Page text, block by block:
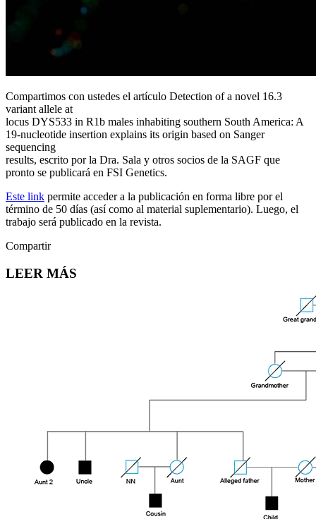
Compartimos con ustedes el artículo Detection of a novel 16.3
variant allele at
locus DYS533 in R1b males inhabiting southern South America: A
19-nucleotide insertion explains its origin based on Sanger
sequencing
results, escrito por la Dra. Sala y otros socios de la SAGF que
pronto se publicará en FSI Genetics.
Este link permite acceder a la publicación en forma libre por el
término de 50 días (así como al material suplementario). Luego, el
trabajo será publicado en la revista.
Compartir
LEER MÁS